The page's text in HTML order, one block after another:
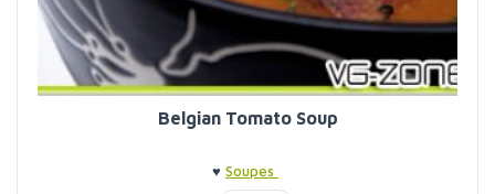
Belgian Tomato Soup
♥ Soupes